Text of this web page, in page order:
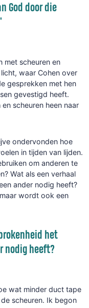
God door die
met scheuren en
waar Cohen over
gesprekken met hen
gevestigd heeft.
scheuren heen naar
ondervonden hoe
in tijden van lijden.
om anderen te
Wat als een verhaal
ander nodig heeft?
wordt ook een
het
nodig heeft?
wat minder duct tape
scheuren. Ik begon